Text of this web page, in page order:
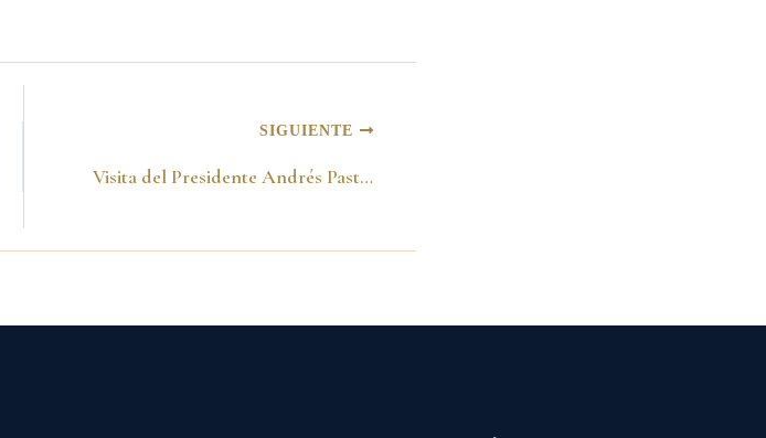
SIGUIENTE
Visita del Presidente Andrés Pastrana al Municipio de Machuca -5 de noviembre de 1998-